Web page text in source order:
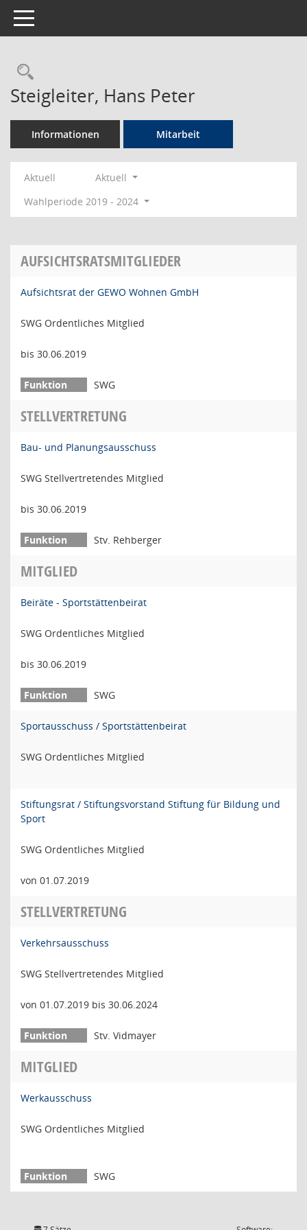
Toggle navigation
Rechercheauswahl
Steigleiter, Hans Peter
Informationen Mitarbeit
Aktuell
Aktuell
Wahlperiode 2019 - 2024
AUFSICHTSRATSMITGLIEDER
Aufsichtsrat der GEWO Wohnen GmbH
SWG Ordentliches Mitglied
bis 30.06.2019
SWG
STELLVERTRETUNG
Bau- und Planungsausschuss
SWG Stellvertretendes Mitglied
bis 30.06.2019
Stv. Rehberger
MITGLIED
Beiräte - Sportstättenbeirat
SWG Ordentliches Mitglied
bis 30.06.2019
SWG
Sportausschuss / Sportstättenbeirat
SWG Ordentliches Mitglied
Stiftungsrat / Stiftungsvorstand Stiftung für Bildung und
Sport
SWG Ordentliches Mitglied
von 01.07.2019
STELLVERTRETUNG
Verkehrsausschuss
SWG Stellvertretendes Mitglied
von 01.07.2019 bis 30.06.2024
Stv. Vidmayer
MITGLIED
Werkausschuss
SWG Ordentliches Mitglied
SWG